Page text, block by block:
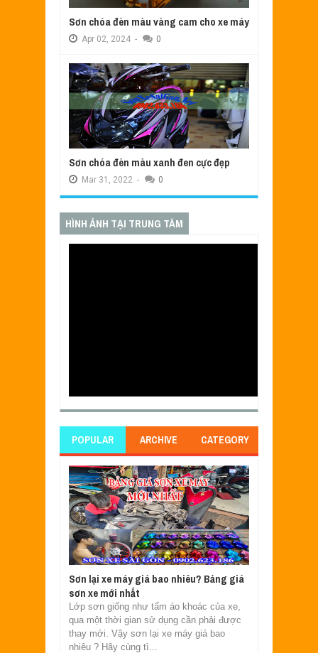
Sơn chóa đèn màu vàng cam cho xe máy
Apr 02, 2024 - 0
Sơn chóa đèn màu xanh đen cực đẹp
Mar 31, 2022 - 0
HÌNH ẢNH TẠI TRUNG TÂM
POPULAR ARCHIVE CATEGORY
Sơn lại xe máy giá bao nhiêu? Bảng giá
sơn xe mới nhất
Lớp sơn giống như tấm áo khoác của xe,
qua một thời gian sử dụng cần phải được
thay mới. Vậy sơn lại xe máy giá bao
nhiêu ? Hãy cùng tì...